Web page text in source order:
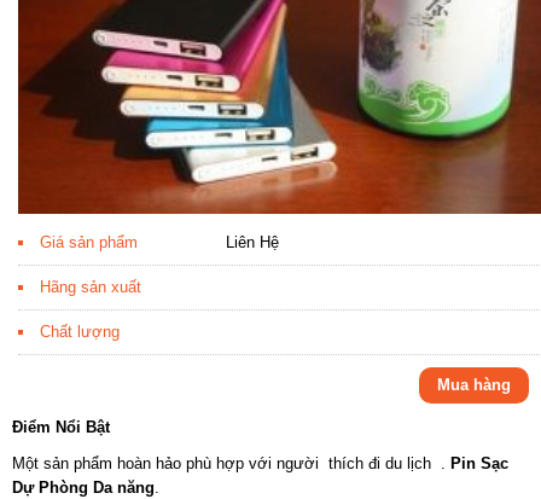
Giá sản phẩm Liên Hệ
Hãng sản xuất
Chất lượng
Mua hàng
Điểm Nổi Bật
Một sản phẩm hoàn hảo phù hợp với người thích đi du lịch . Pin Sạc
Dự Phòng Da năng.